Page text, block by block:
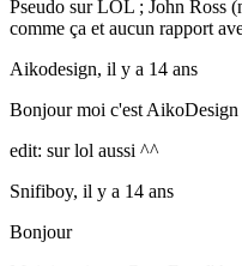
Pseudo sur LOL ; John Ross
comme ça et aucun rapport
Aikodesign, il y a 14 ans
Bonjour moi c'est
edit: sur lol aussi ^^
Snifiboy, il y a 14 ans
Bonjour